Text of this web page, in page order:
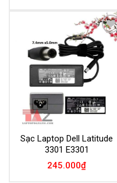
Add to
Wishlist
Sạc Laptop Dell Latitude
3301 E3301
245.000₫